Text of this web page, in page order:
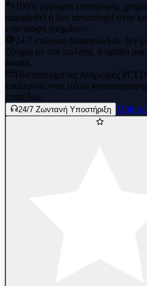
100% εγγύηση επιστροφής
παραδοθεί ή δεν αντιστοιχεί στην
επιστροφή χρημάτων.
24/7 επίλυση διαφορώνΕάν δεν
ζήτημα με τον πωλητή, η ομάδα μας
δίκαια.
Πιστοποιημένες πληρωμές PCI
επεξεργάζονται μέσω
επιπέδου.
24/7 Ζωντανή Υποστήριξη